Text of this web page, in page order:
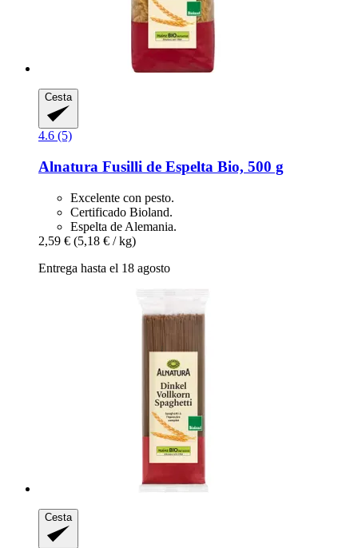
Cesta
4.6 (5)
Alnatura Fusilli de Espelta Bio, 500 g
Excelente con pesto.
Certificado Bioland.
Espelta de Alemania.
2,59 € (5,18 € / kg)
Entrega hasta el 18 agosto
Cesta